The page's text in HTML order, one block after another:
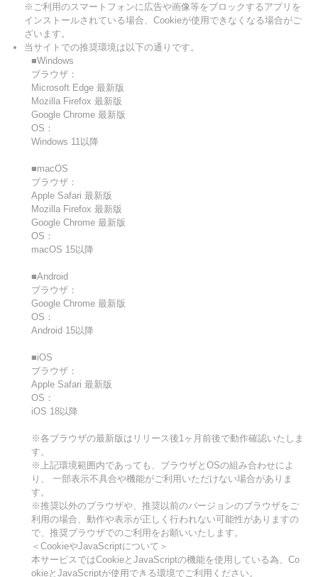
※ご利用のスマートフォンに広告や画像等をブロックするアプリを
インストールされている場合、Cookieが使用できなくなる場合がご
ざいます。
当サイトでの推奨環境は以下の通りです。
■Windows
ブラウザ：
Microsoft Edge 最新版
Mozilla Firefox 最新版
Google Chrome 最新版
OS：
Windows 11以降
■macOS
ブラウザ：
Apple Safari 最新版
Mozilla Firefox 最新版
Google Chrome 最新版
OS：
macOS 15以降
■Android
ブラウザ：
Google Chrome 最新版
OS：
Android 15以降
■iOS
ブラウザ：
Apple Safari 最新版
OS：
iOS 18以降
※各ブラウザの最新版はリリース後1ヶ月前後で動作確認いたしま
す。
※上記環境範囲内であっても、ブラウザとOSの組み合わせによ
り、 一部表示不具合や機能がご利用いただけない場合がありま
す。
※推奨以外のブラウザや、推奨以前のバージョンのブラウザをご
利用の場合、動作や表示が正しく行われない可能性がありますの
で、推奨ブラウザでのご利用をお願いいたします。
＜CookieやJavaScriptについて＞
本サービスではCookieとJavaScriptの機能を使用している為、Co
okieとJavaScriptが使用できる環境でご利用ください。